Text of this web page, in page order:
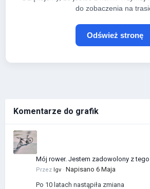
do zobaczenia na
Odśwież stronę
Komentarze do grafik
Mój rower. Jestem zadowolony z
Przez Igv · Napisano 6 Maja
Po 10 latach nastąpiła zmiana